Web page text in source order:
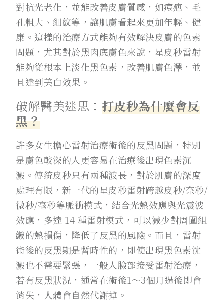
對抗光老化，並能改善皮膚質感，如痘疤、毛
孔粗大、細紋等，讓肌膚看起來更加年輕、健
康。這樣的治療方式能夠有效解決皮膚的色素
問題，尤其對於黑肉底膚色來說，星皮秒雷射
能夠從根本上淡化黑色素，改善肌膚色澤，並
且達到美白效果。
破解醫美迷思： 打皮秒為什麼會反
黑？
許多女生擔心雷射治療術後的反黑問題，特別
是膚色較深的人更容易在治療後出現色素沉
澱。傳統皮秒只有兩種波長，對於肌膚的深度
處理有限，新一代的星皮秒雷射跨越皮秒/奈秒/
微秒/毫秒等脈衝模式，結合光熱效應與光震波
效應，多達 14 種雷射模式，可以減少對周圍組
織的熱損傷，降低了反黑的風險。而且，雷射
術後的反黑期是暫時性的，即使出現黑色素沈
澱也不需要緊張，一般人臉部接受雷射治療，
若有反黑狀況，通常在術後1〜3個月過後即會
消失，人體會自然代謝掉。